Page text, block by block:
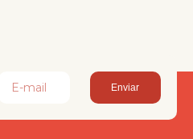
Enviar